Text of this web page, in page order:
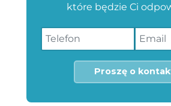
które będzie Ci
Proszę o